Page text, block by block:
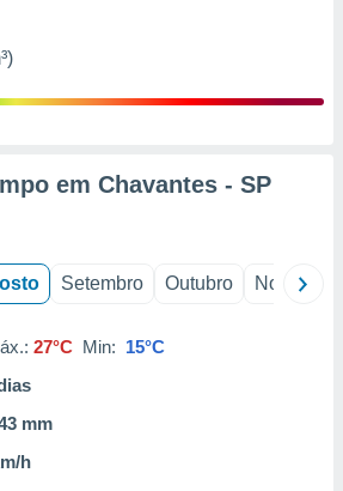
em Chavantes - SP
Setembro Outubro Novembro
27°C Min: 15°C
mm
h